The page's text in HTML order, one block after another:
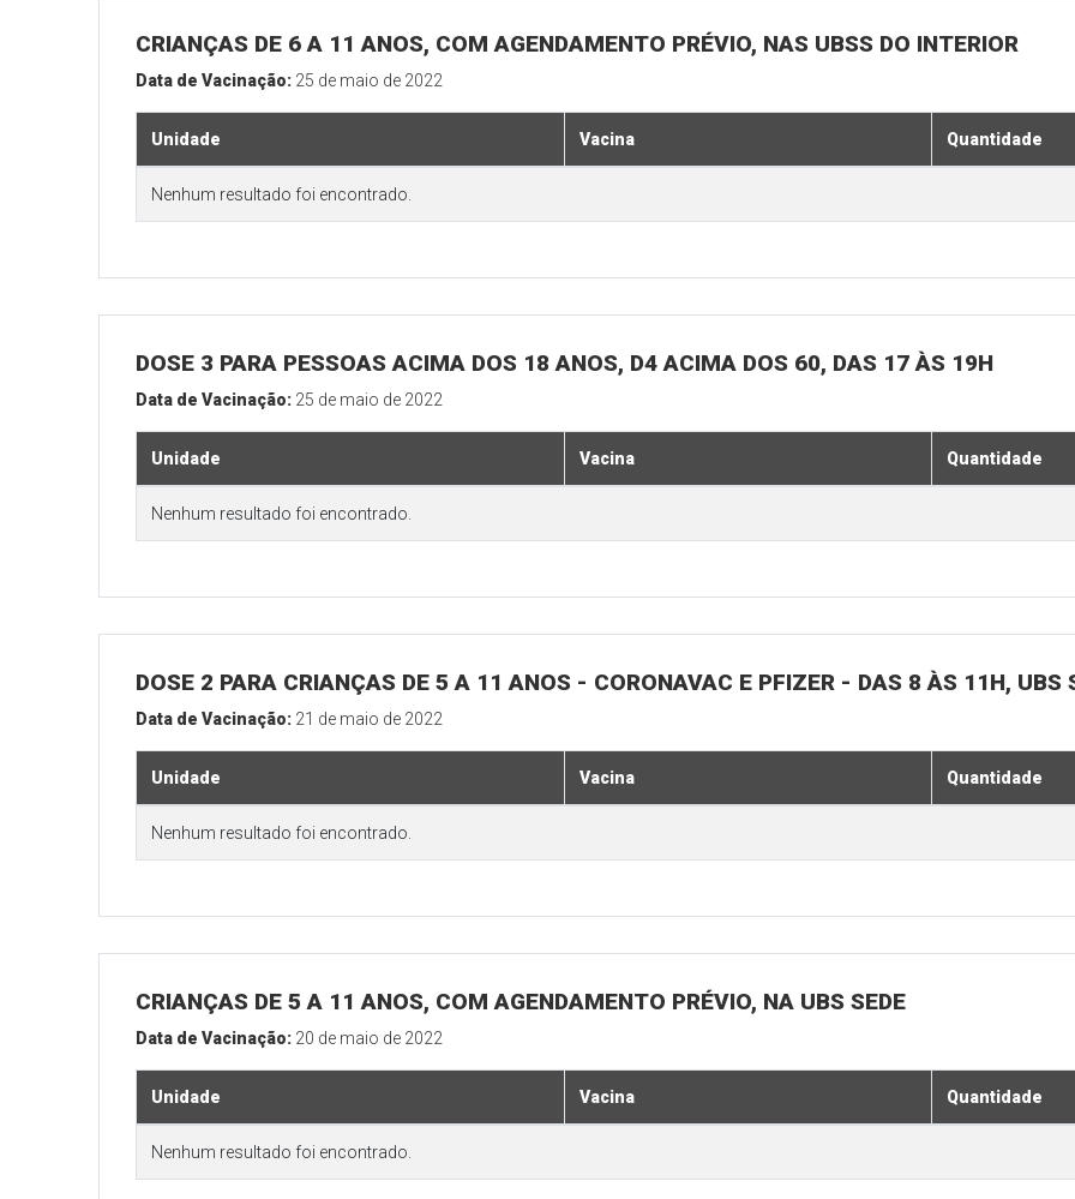
CRIANÇAS DE 6 A 11 ANOS, COM AGENDAMENTO PRÉVIO, NAS UBSS DO INTERIOR
Data de Vacinação: 25 de maio de 2022
Unidade Vacina Quantidade
Nenhum resultado foi encontrado.
DOSE 3 PARA PESSOAS ACIMA DOS 18 ANOS, D4 ACIMA DOS 60, DAS 17 ÀS 19H
Data de Vacinação: 25 de maio de 2022
Unidade Vacina Quantidade
Nenhum resultado foi encontrado.
DOSE 2 PARA CRIANÇAS DE 5 A 11 ANOS - CORONAVAC E PFIZER - DAS 8 ÀS 11H, UBS
Data de Vacinação: 21 de maio de 2022
Unidade Vacina Quantidade
Nenhum resultado foi encontrado.
CRIANÇAS DE 5 A 11 ANOS, COM AGENDAMENTO PRÉVIO, NA UBS SEDE
Data de Vacinação: 20 de maio de 2022
Unidade Vacina Quantidade
Nenhum resultado foi encontrado.